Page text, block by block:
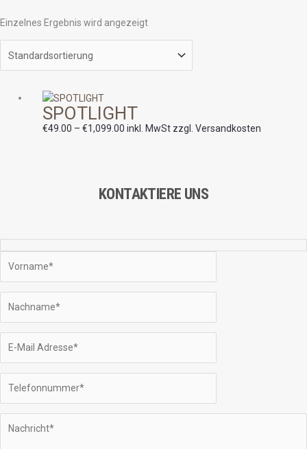
Einzelnes Ergebnis wird angezeigt
SPOTLIGHT
€49.00 – €1,099.00 bis
inkl. MwSt zzgl. Versandkosten
KONTAKTIERE UNS